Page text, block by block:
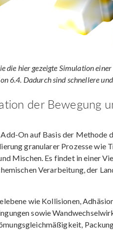
die hier gezeigte Simulation
6.4. Dadurch sind schnellere
der Bewegung
On auf Basis der
granularer Prozesse wie
Mischen. Es findet in einer
Verarbeitung, der
wie Kollisionen,
sowie